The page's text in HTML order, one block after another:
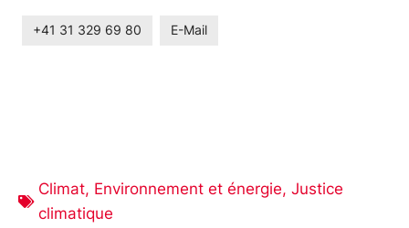
+41 31 329 69 80 E-Mail
Climat, Environnement et énergie, Justice
climatique